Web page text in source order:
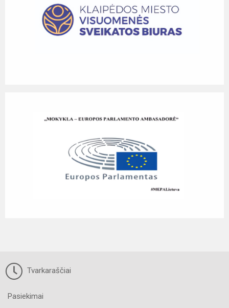
Tvarkaraščiai
Pasiekimai